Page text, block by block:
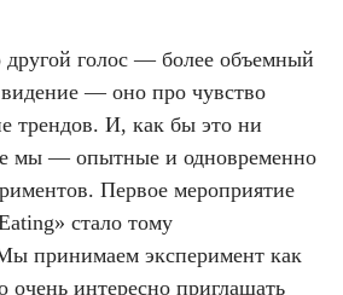
голос — более объемный
— оно про чувство
трендов. И, как бы это ни
мы — опытные и одновременно
Первое мероприятие
стало тому
принимаем эксперимент как
очень интересно приглашать